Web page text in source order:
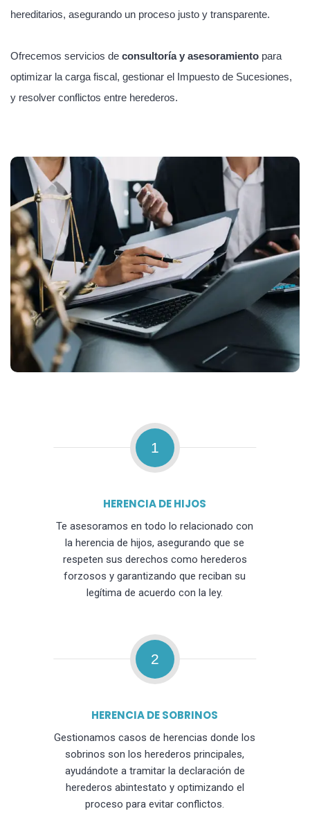
hereditarios, asegurando un proceso justo y transparente.
Ofrecemos servicios de consultoría y asesoramiento para
optimizar la carga fiscal, gestionar el Impuesto de Sucesiones,
y resolver conflictos entre herederos.
1
HERENCIA DE HIJOS
Te asesoramos en todo lo relacionado con
la herencia de hijos, asegurando que se
respeten sus derechos como herederos
forzosos y garantizando que reciban su
legítima de acuerdo con la ley.
2
HERENCIA DE SOBRINOS
Gestionamos casos de herencias donde los
sobrinos son los herederos principales,
ayudándote a tramitar la declaración de
herederos abintestato y optimizando el
proceso para evitar conflictos.